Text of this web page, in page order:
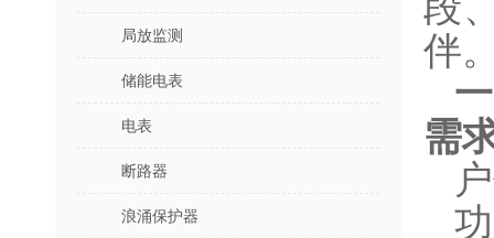
局放监测
储能电表
电表
断路器
浪涌保护器
伴
需